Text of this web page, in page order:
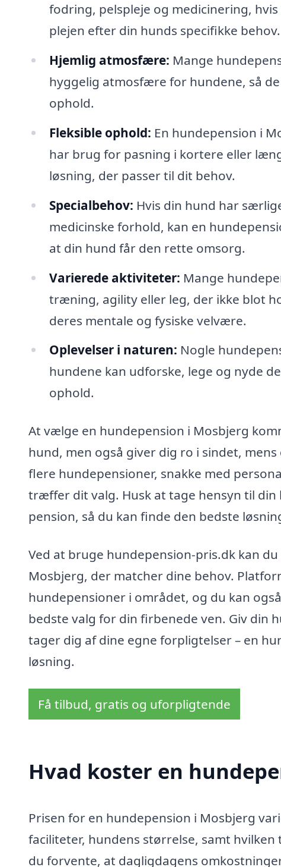
fodring, pelspleje og medicinering,
plejen efter din hunds specifikke behov.
Hjemlig atmosfære: Mange
hyggelig atmosfære for hundene, så
ophold.
Fleksible ophold: En hundepension i
har brug for pasning i kortere eller
løsning, der passer til dit behov.
Specialbehov: Hvis din hund har
medicinske forhold, kan en
at din hund får den rette omsorg.
Varierede aktiviteter: Mange
træning, agility eller leg, der ikke blot
deres mentale og fysiske velvære.
Oplevelser i naturen: Nogle
hundene kan udforske, lege og nyde
ophold.
At vælge en hundepension i Mosbjerg
hund, men også giver dig ro i sindet,
flere hundepensioner, snakke med
træffer dit valg. Husk at tage hensyn til
pension, så du kan finde den bedste
Ved at bruge hundepension-pris.dk kan
Mosbjerg, der matcher dine behov.
hundepensioner i området, og du kan
bedste valg for din firbenede ven. Giv din
tager dig af dine egne forpligtelser – en
løsning.
Få tilbud, gratis og uforpligtende
Hvad koster en
Prisen for en hundepension i Mosbjerg
faciliteter, hundens størrelse, samt
du forvente, at dagligdagens